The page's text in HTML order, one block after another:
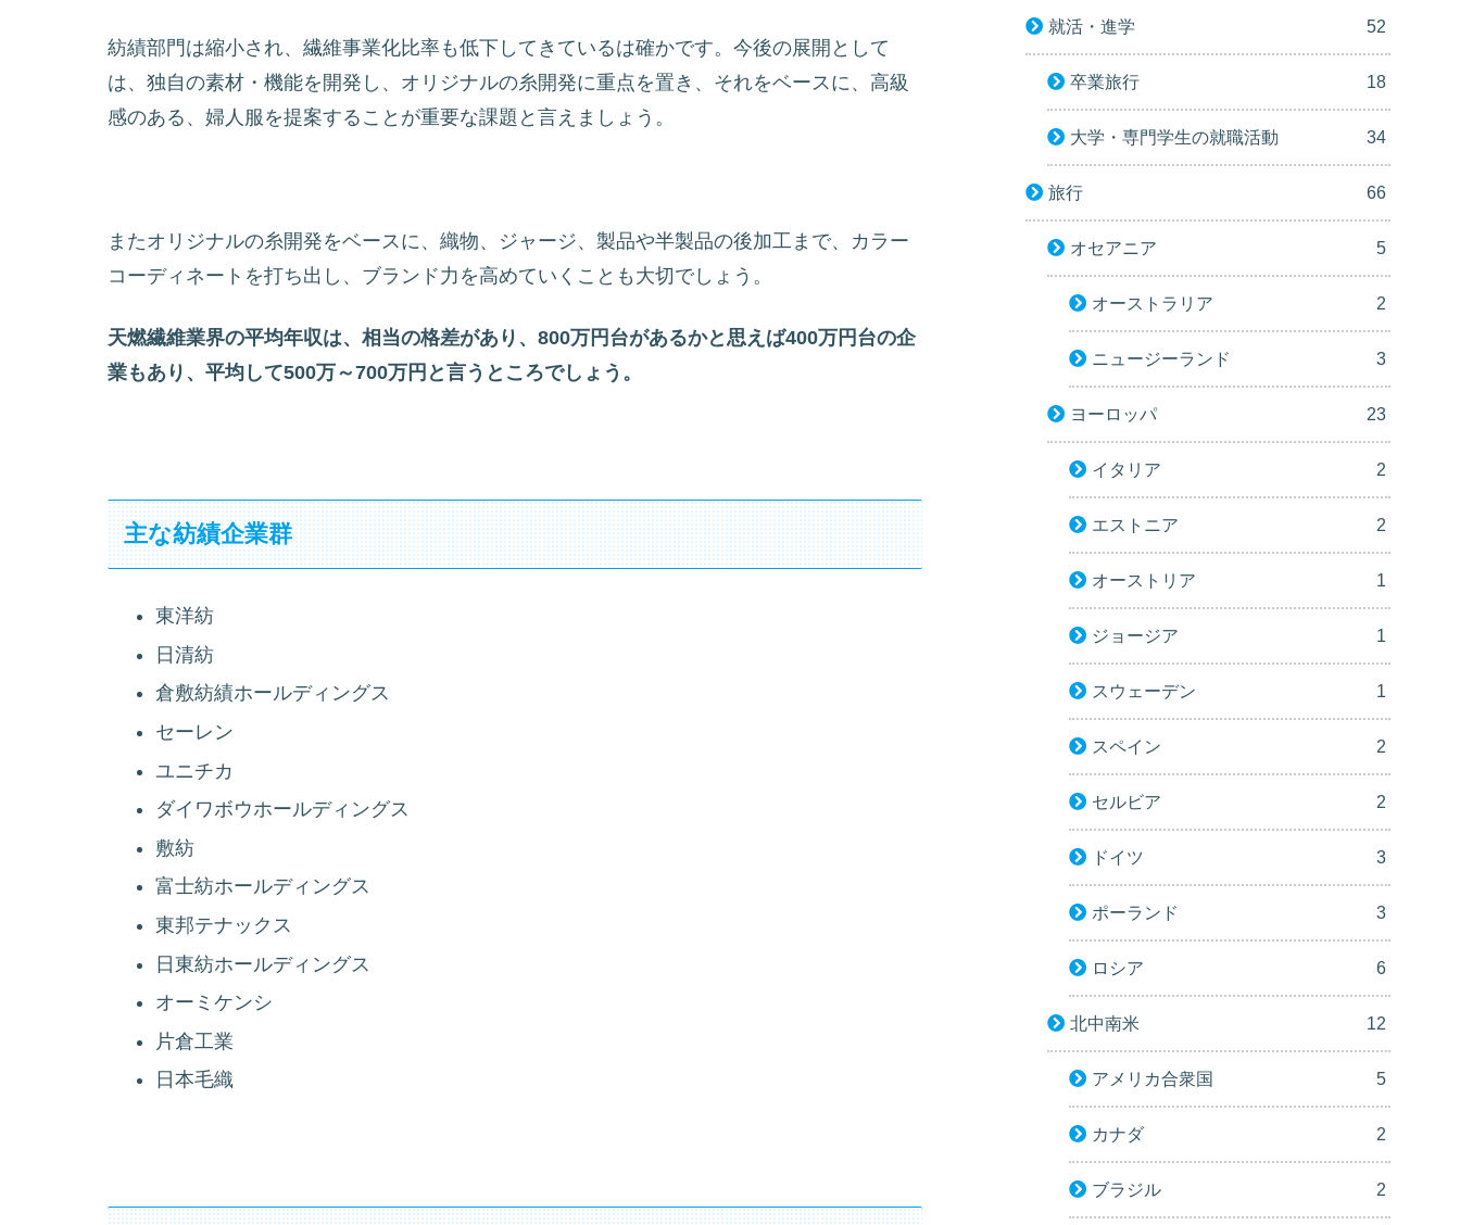
紡績部門は縮小され、繊維事業化比率も低下してきているは確かです。今後の展開として
は、独自の素材・機能を開発し、オリジナルの糸開発に重点を置き、それをベースに、高級
感のある、婦人服を提案することが重要な課題と言えましょう。
またオリジナルの糸開発をベースに、織物、ジャージ、製品や半製品の後加工まで、カラー
コーディネートを打ち出し、ブランド力を高めていくことも大切でしょう。
天燃繊維業界の平均年収は、相当の格差があり、800万円台があるかと思えば400万円台の企
業もあり、平均して500万～700万円と言うところでしょう。
主な紡績企業群
東洋紡
日清紡
倉敷紡績ホールディングス
セーレン
ユニチカ
ダイワボウホールディングス
敷紡
富士紡ホールディングス
東邦テナックス
日東紡ホールディングス
オーミケンシ
片倉工業
日本毛織
就活・進学 52
卒業旅行 18
大学・専門学生の就職活動 34
旅行 66
オセアニア 5
オーストラリア 2
ニュージーランド 3
ヨーロッパ 23
イタリア 2
エストニア 2
オーストリア 1
ジョージア 1
スウェーデン 1
スペイン 2
セルビア 2
ドイツ 3
ポーランド 3
ロシア 6
北中南米 12
アメリカ合衆国 5
カナダ 2
ブラジル 2